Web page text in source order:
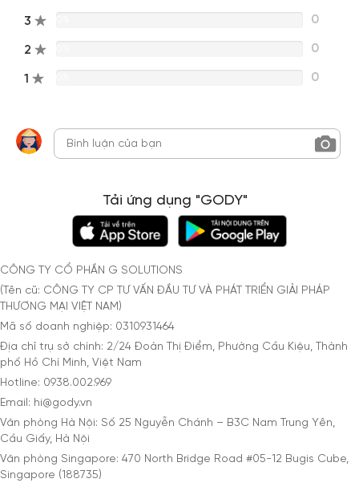
3 0
2 0
1 0
Tải ứng dụng "GODY"
CÔNG TY CỔ PHẦN G SOLUTIONS
(Tên cũ: CÔNG TY CP TƯ VẤN ĐẦU TƯ VÀ PHÁT TRIỂN GIẢI PHÁP
THƯƠNG MẠI VIỆT NAM)
Mã số doanh nghiệp: 0310931464
Địa chỉ trụ sở chính: 2/24 Đoàn Thị Điểm, Phường Cầu Kiệu, Thành
phố Hồ Chí Minh, Việt Nam
Hotline: 0938.002.969
Email: hi@gody.vn
Văn phòng Hà Nội: Số 25 Nguyễn Chánh – B3C Nam Trung Yên,
Cầu Giấy, Hà Nội
Văn phòng Singapore: 470 North Bridge Road #05-12 Bugis Cube,
Singapore (188735)